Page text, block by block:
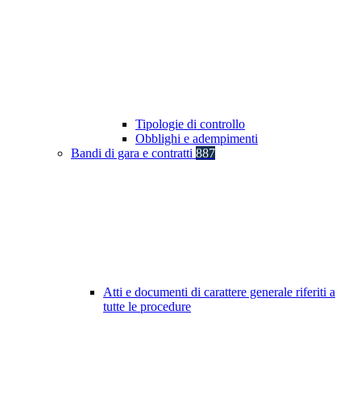
Tipologie di controllo
Obblighi e adempimenti
Bandi di gara e contratti 887
Atti e documenti di carattere generale riferiti a
tutte le procedure